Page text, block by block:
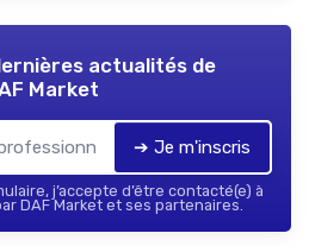
actualités de
Market
➔ Je m'inscris
j’accepte d’être contacté(e) à
DAF Market et ses partenaires.